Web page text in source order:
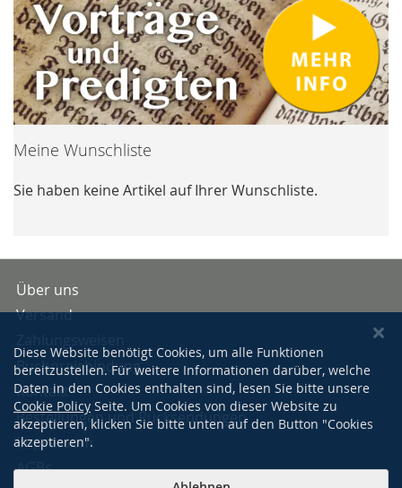
Meine Wunschliste
Sie haben keine Artikel auf Ihrer Wunschliste.
Über uns
Versand
Buchpreisbindung
Kontakt
Bestellungen und Rücksendungen
Impressum
AGBs
Diese Website benötigt Cookies, um alle Funktionen
bereitzustellen. Für weitere Informationen darüber, welche
Daten in den Cookies enthalten sind, lesen Sie bitte unsere
Cookie Policy Seite. Um Cookies von dieser Website zu
akzeptieren, klicken Sie bitte unten auf den Button "Cookies
akzeptieren".